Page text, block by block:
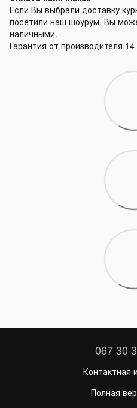
Если Вы выбрали доставку
посетили наш шоурум, Вы
наличными.
Гарантия от производителя
067 30
Контактная
Полная